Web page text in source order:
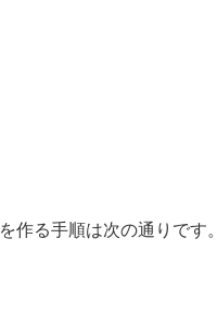
作る手順は次の通りです。